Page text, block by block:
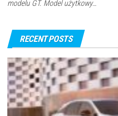
modelu GT. Model użytkowy…
RECENT POSTS